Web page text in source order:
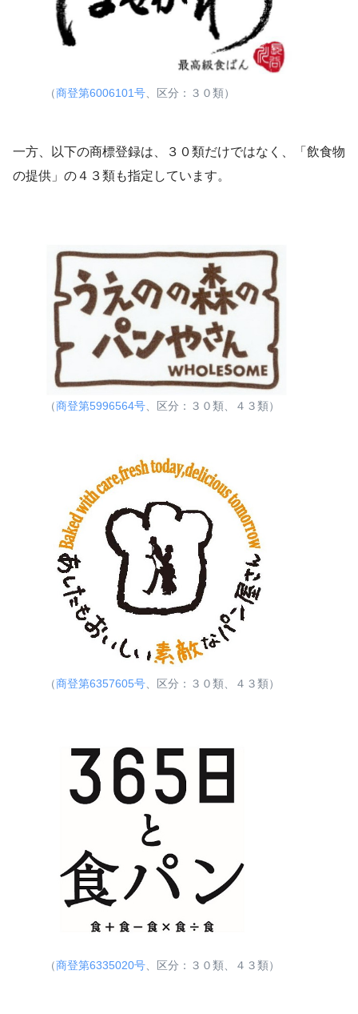
（商登第6006101号 、区分：３０類）
一方、以下の商標登録は、３０類だけではなく、「飲食物
の提供」の４３類も指定しています。
（商登第5996564号 、区分：３０類、４３類）
（商登第6357605号 、区分：３０類、４３類）
（商登第6335020号 、区分：３０類、４３類）